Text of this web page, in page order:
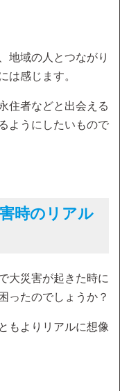
地域の人とつながり
は感じます。
住者などと出会える
ようにしたいもので
時のリアル
大災害が起きた時に
ったのでしょうか？
もよりリアルに想像